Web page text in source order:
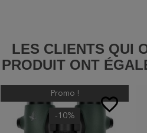
LES CLIENTS QUI
PRODUIT ONT
favorite_border
Promo !
-10%